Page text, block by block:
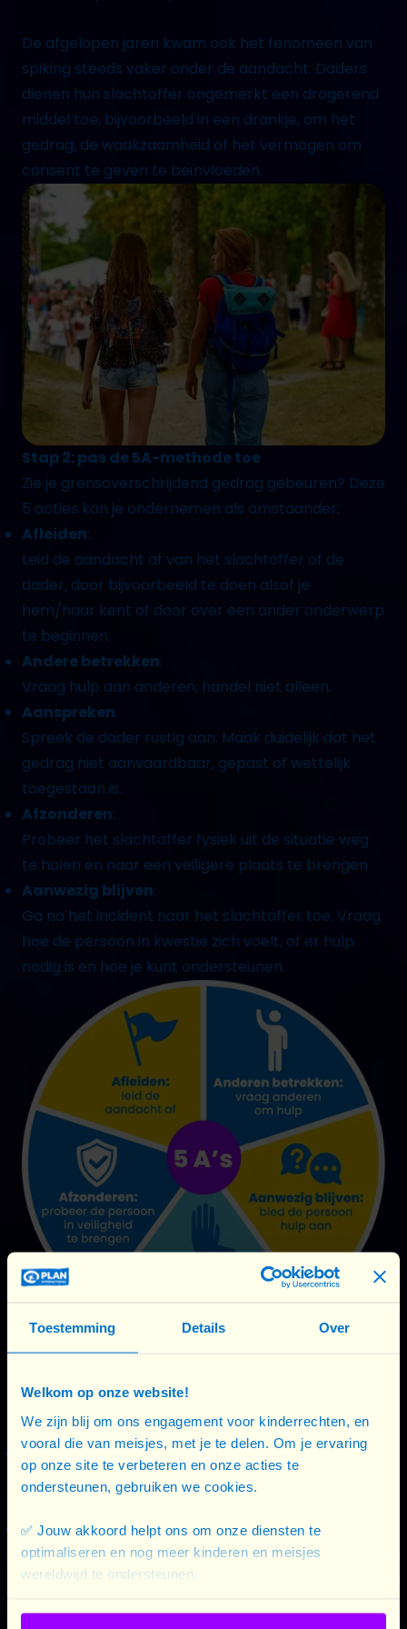
Toestemming Details Over
Welkom op onze website!
We zijn blij om ons engagement voor kinderrechten, en
vooral die van meisjes, met je te delen. Om je ervaring
op onze site te verbeteren en onze acties te
ondersteunen, gebruiken we cookies.
✅ Jouw akkoord helpt ons om onze diensten te
optimaliseren en nog meer kinderen en meisjes
wereldwijd te ondersteunen.
De afgelopen jaren kwam ook het fenomeen van
spiking steeds vaker onder de aandacht. Daders
dienen hun slachtoffer ongemerkt een drogerend
middel toe, bijvoorbeeld in een drankje, om het
gedrag, de waakzaamheid of het vermogen om
consent te geven te beïnvloeden.
Stap 2: pas de 5A-methode toe
Zie je grensoverschrijdend gedrag gebeuren? Deze
5 acties kan je ondernemen als omstaander:
Afleiden:
Leid de aandacht af van het slachtoffer of de
dader, door bijvoorbeeld te doen alsof je
hem/haar kent of door over een ander onderwerp
te beginnen.
Andere betrekken:
Vraag hulp aan anderen, handel niet alleen.
Aanspreken:
Spreek de dader rustig aan. Maak duidelijk dat het
gedrag niet aanvaardbaar, gepast of wettelijk
toegestaan is.
Afzonderen:
Probeer het slachtoffer fysiek uit de situatie weg
te halen en naar een veiligere plaats te brengen
Aanwezig blijven:
Ga na het incident naar het slachtoffer toe. Vraag
hoe de persoon in kwestie zich voelt, of er hulp
nodig is en hoe je kunt ondersteunen.
gedrag of seksueel geweld? Zo reageer je:
Weet dat het gedrag of geweld van de ander niét
jouw schuld is. Jij bent niet verantwoordelijk voor
Spreek, indien mogelijk, iemand in je omgeving aan
en vraag om hulp: een persoon die werkt op het
event, iemand van de security, een vriend die